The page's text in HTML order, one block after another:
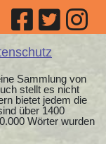
Sammlung von
stellt es nicht
bietet jedem die
über 1400
Wörter wurden